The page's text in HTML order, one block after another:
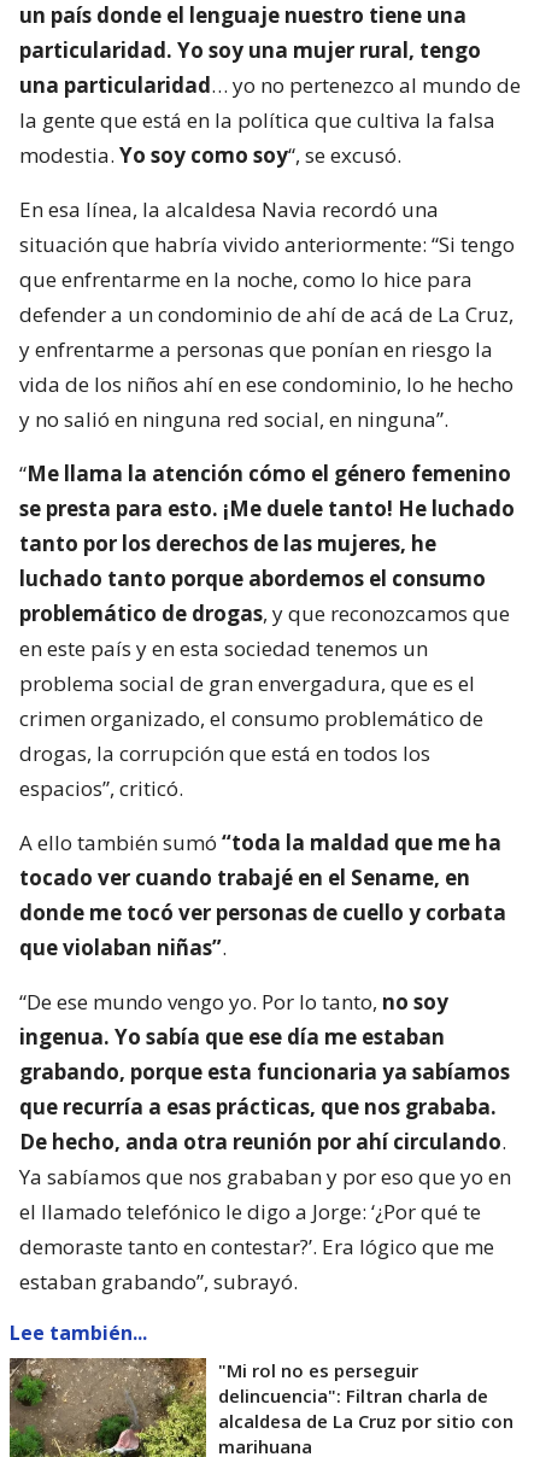
un país donde el lenguaje nuestro tiene una
particularidad. Yo soy una mujer rural, tengo
una particularidad… yo no pertenezco al mundo de
la gente que está en la política que cultiva la falsa
modestia. Yo soy como soy“, se excusó.
En esa línea, la alcaldesa Navia recordó una
situación que habría vivido anteriormente: “Si tengo
que enfrentarme en la noche, como lo hice para
defender a un condominio de ahí de acá de La Cruz,
y enfrentarme a personas que ponían en riesgo la
vida de los niños ahí en ese condominio, lo he hecho
y no salió en ninguna red social, en ninguna”.
“Me llama la atención cómo el género femenino
se presta para esto. ¡Me duele tanto! He luchado
tanto por los derechos de las mujeres, he
luchado tanto porque abordemos el consumo
problemático de drogas, y que reconozcamos que
en este país y en esta sociedad tenemos un
problema social de gran envergadura, que es el
crimen organizado, el consumo problemático de
drogas, la corrupción que está en todos los
espacios”, criticó.
A ello también sumó “toda la maldad que me ha
tocado ver cuando trabajé en el Sename, en
donde me tocó ver personas de cuello y corbata
que violaban niñas”.
“De ese mundo vengo yo. Por lo tanto, no soy
ingenua. Yo sabía que ese día me estaban
grabando, porque esta funcionaria ya sabíamos
que recurría a esas prácticas, que nos grababa.
De hecho, anda otra reunión por ahí circulando.
Ya sabíamos que nos grababan y por eso que yo en
el llamado telefónico le digo a Jorge: ‘¿Por qué te
demoraste tanto en contestar?’. Era lógico que me
estaban grabando”, subrayó.
Lee también...
"Mi rol no es perseguir
delincuencia": Filtran charla de
alcaldesa de La Cruz por sitio con
marihuana